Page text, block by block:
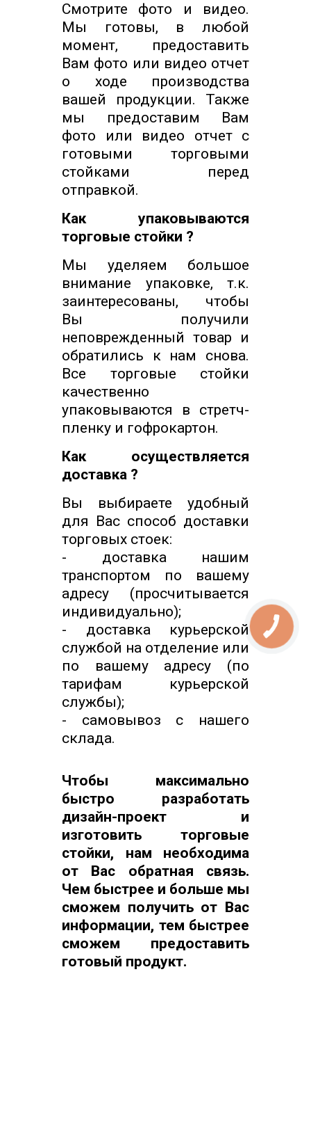
Смотрите фото и видео.
Мы готовы, в любой
момент, предоставить
Вам фото или видео отчет
о ходе производства
вашей продукции. Также
мы предоставим Вам
фото или видео отчет с
готовыми торговыми
стойками перед
отправкой.
Как упаковываются
торговые стойки ?
Мы уделяем большое
внимание упаковке, т.к.
заинтересованы, чтобы
Вы получили
неповрежденный товар и
обратились к нам снова.
Все торговые стойки
качественно
упаковываются в стретч-
пленку и гофрокартон.
Как осуществляется
доставка ?
Вы выбираете удобный
для Вас способ доставки
торговых стоек:
- доставка нашим
транспортом по вашему
адресу (просчитывается
индивидуально);
- доставка курьерской
службой на отделение или
по вашему адресу (по
тарифам курьерской
службы);
- самовывоз с нашего
склада.
Чтобы максимально
быстро разработать
дизайн-проект и
изготовить торговые
стойки, нам необходима
от Вас обратная связь.
Чем быстрее и больше мы
сможем получить от Вас
информации, тем быстрее
сможем предоставить
готовый продукт.